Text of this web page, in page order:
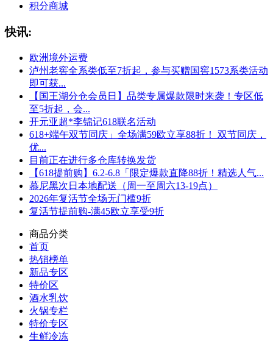
积分商城
快讯:
欧洲境外运费
泸州老窖全系类低至7折起，参与买赠国窖1573系类活动
即可获...
【国王湖分仓会员日】品类专属爆款限时来袭！专区低
至5折起，会...
开元亚超*李锦记618联名活动
618+端午双节同庆」全场满59欧立享88折！ 双节同庆，
优...
目前正在进行多仓库转换发货
【618提前购】6.2-6.8「限定爆款直降88折！精选人气...
慕尼黑次日本地配送（周一至周六13-19点）
2026年复活节全场无门槛9折
复活节提前购-满45欧立享受9折
商品分类
首页
热销榜单
新品专区
特价区
酒水乳饮
火锅专栏
特价专区
生鲜冷冻